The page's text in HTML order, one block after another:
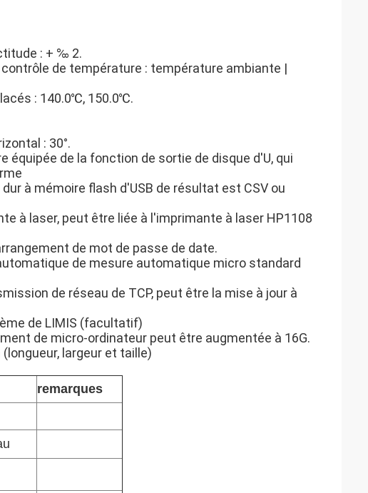
: + ‰ 2.
de température : température ambiante |
: 140.0℃, 150.0℃.
: 30°.
équipée de la fonction de sortie de disque d'U, qui
à mémoire flash d'USB de résultat est CSV ou
à laser, peut être liée à l'imprimante à laser HP1108
de mot de passe de date.
de mesure automatique micro standard
de réseau de TCP, peut être la mise à jour à
de LIMIS (facultatif)
de micro-ordinateur peut être augmentée à 16G.
largeur et taille)
remarques